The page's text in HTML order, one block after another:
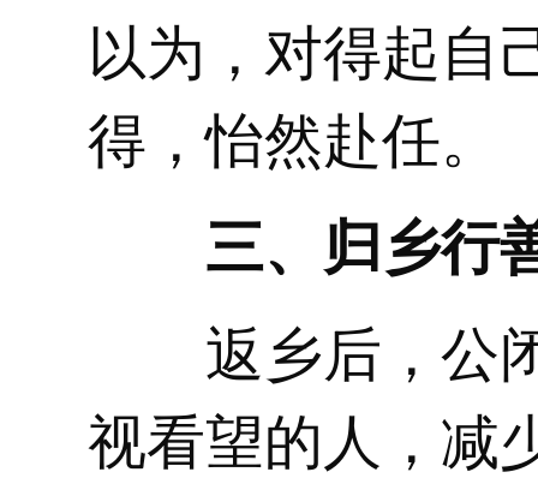
以为，对得起自
得，怡然赴任。
三、归乡行
返乡后，公闭
视看望的人，减